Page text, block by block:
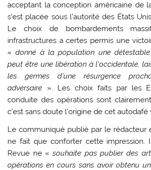
acceptant la conception américaine de
s’est placée sous l’autorité des États
Le choix de bombardements
infrastructures a certes permis une
«donné à la population une
peut être une libération à l’occidentale,
les germes d’une résurgence
adversaire ». Les choix faits par les
conduite des opérations sont
c’est sans doute l’origine de cet autodafé
Le communiqué publié par le rédacteur
ne fait que conforter cette impression.
Revue ne «souhaite pas publier des
opérations en cours sans avoir obtenu